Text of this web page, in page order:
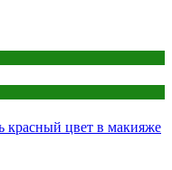
красный цвет в макияже